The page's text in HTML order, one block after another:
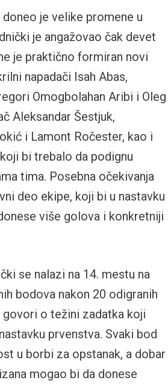
je velike promene u
je angažovao čak devet
je praktično formiran novi
napadači Isah Abas,
Omogbolahan Aribi i Oleg
Aleksandar Šestjuk,
i Lamont Ročester, kao i
bi trebalo da podignu
tima. Posebna očekivanja
deo ekipe, koji bi u nastavku
više golova i konkretniji
se nalazi na 14. mestu na
bodova nakon 20 odigranih
o težini zadatka koji
prvenstva. Svaki bod
u borbi za opstanak, a dobar
mogao bi da donese